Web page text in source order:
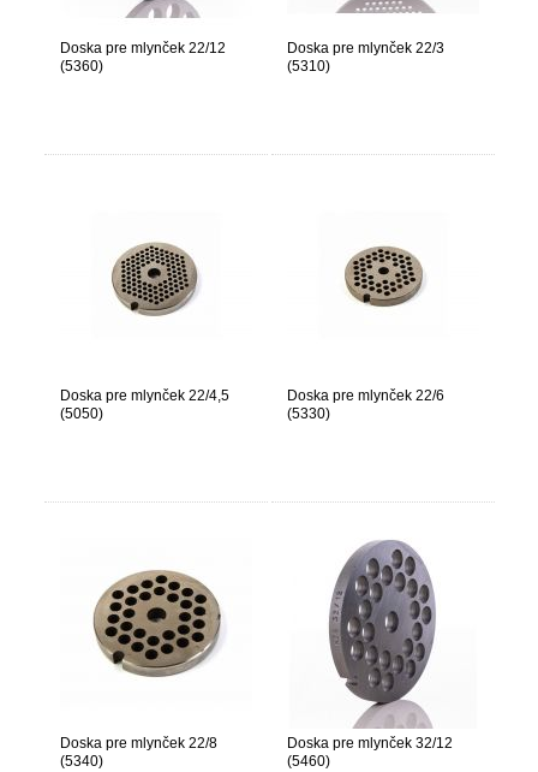
Doska pre mlynček 22/12
(5360)
Doska pre mlynček 22/3
(5310)
Doska pre mlynček 22/4,5
(5050)
Doska pre mlynček 22/6
(5330)
Doska pre mlynček 22/8
(5340)
Doska pre mlynček 32/12
(5460)